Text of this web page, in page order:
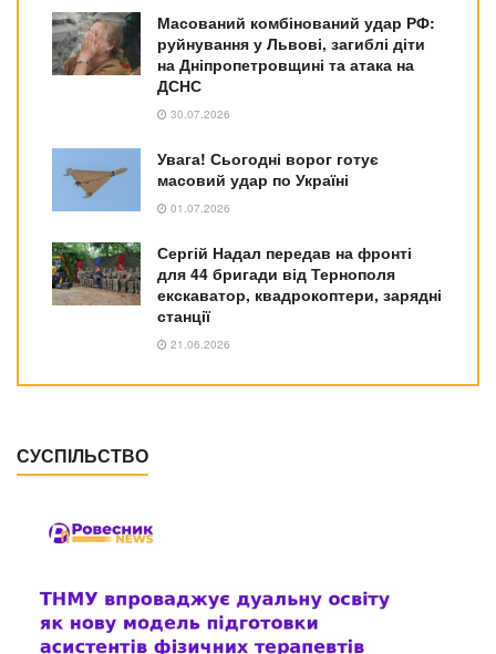
Масований комбінований удар РФ:
руйнування у Львові, загиблі діти
на Дніпропетровщині та атака на
ДСНС
30.07.2026
Увага! Сьогодні ворог готує
масовий удар по Україні
01.07.2026
Сергій Надал передав на фронті
для 44 бригади від Тернополя
екскаватор, квадрокоптери, зарядні
станції
21.06.2026
СУСПІЛЬСТВО